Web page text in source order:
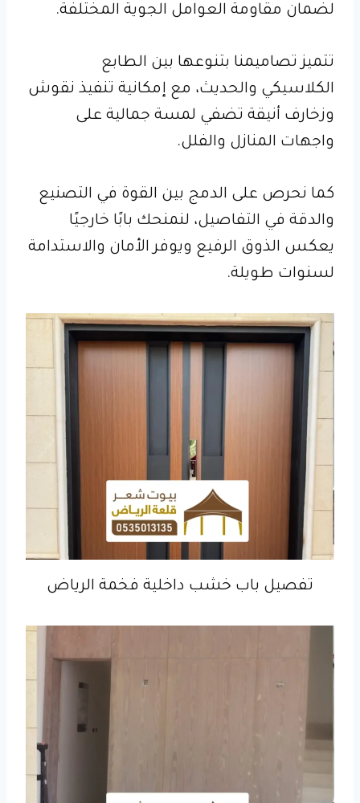
لضمان مقاومة العوامل الجوية المختلفة.
تتميز تصاميمنا بتنوعها بين الطابع
الكلاسيكي والحديث، مع إمكانية تنفيذ نقوش
وزخارف أنيقة تضفي لمسة جمالية على
واجهات المنازل والفلل.
كما نحرص على الدمج بين القوة في التصنيع
والدقة في التفاصيل، لنمنحك بابًا خارجيًا
يعكس الذوق الرفيع ويوفر الأمان والاستدامة
لسنوات طويلة.
تفصيل باب خشب داخلية فخمة الرياض